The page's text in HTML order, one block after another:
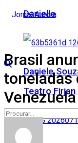
Danielle
Daniele
Teatro Firjan
Brasil
toneladas
Venezuela